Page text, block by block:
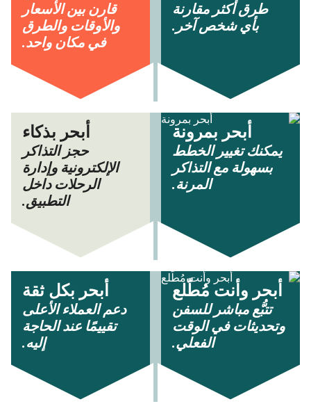
طرق أكثر مقارنة
بأي شخص آخر.
قارن بين الأسعار
والأوقات والطرق
في مكان واحد.
أبحر بمرونة
يمكنك تغيير الخطط
بسهولة مع التذاكر
المرنة.
أبحر بذكاء
حجز التذاكر
الإلكترونية وإدارة
الرحلات داخل
التطبيق.
أبحر وأنت مُطّلع
تتبُّع مباشر للسفن
وتحديثات في الوقت
الفعلي.
أبحر بكل ثقة
دعم العملاء الأعلى
تقييمًا عند الحاجة
إليه.